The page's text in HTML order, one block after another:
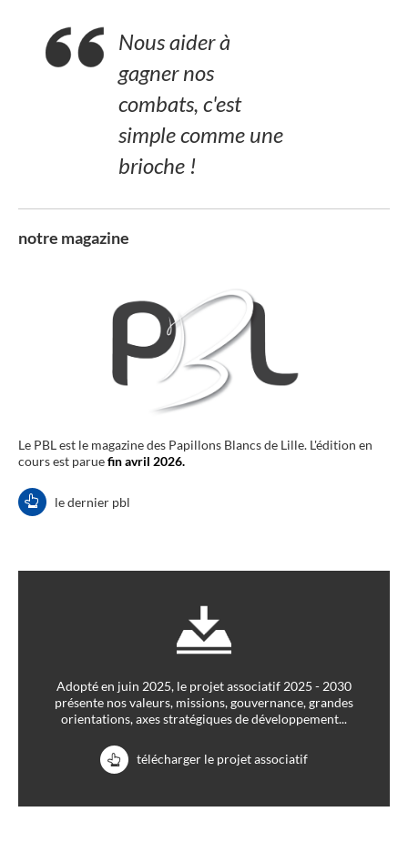
Nous aider à
gagner nos
combats, c'est
simple comme une
brioche !
notre magazine
Le PBL est le magazine des Papillons Blancs de Lille. L'édition en
cours est paruefin avril 2026.
le dernier pbl
Adopté en juin 2025, le projet associatif 2025 - 2030
présente nos valeurs, missions, gouvernance, grandes
orientations, axes stratégiques de développement...
télécharger le projet associatif